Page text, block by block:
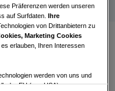
Wochenende
Access Series. 🏆
und konstant
Präferenzen werden unseren
auf Surfdaten.Ihre
von Drittanbietern zu
Marketing Cookies
erlauben, Ihren Interessen
werden von uns und
der EU (u.a. USA)